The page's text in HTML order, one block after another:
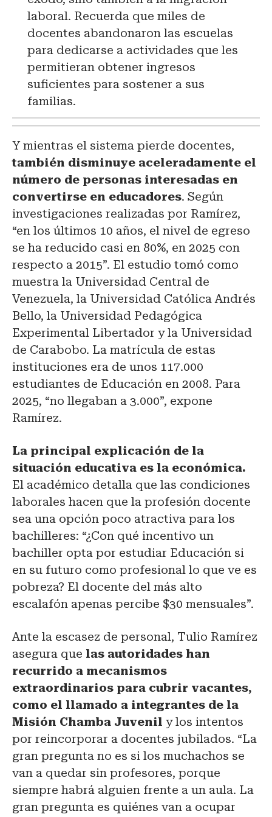
laboral. Recuerda que miles de
docentes abandonaron las escuelas
para dedicarse a actividades que les
permitieran obtener ingresos
suficientes para sostener a sus
familias.
Y mientras el sistema pierde docentes,
también disminuye aceleradamente el
número de personas interesadas en
convertirse en educadores. Según
investigaciones realizadas por Ramírez,
“en los últimos 10 años, el nivel de egreso
se ha reducido casi en 80%, en 2025 con
respecto a 2015”. El estudio tomó como
muestra la Universidad Central de
Venezuela, la Universidad Católica Andrés
Bello, la Universidad Pedagógica
Experimental Libertador y la Universidad
de Carabobo. La matrícula de estas
instituciones era de unos 117.000
estudiantes de Educación en 2008. Para
2025, “no llegaban a 3.000”, expone
Ramírez.
La principal explicación de la
situación educativa es la económica.
El académico detalla que las condiciones
laborales hacen que la profesión docente
sea una opción poco atractiva para los
bachilleres: “¿Con qué incentivo un
bachiller opta por estudiar Educación si
en su futuro como profesional lo que ve es
pobreza? El docente del más alto
escalafón apenas percibe $30 mensuales”.
Ante la escasez de personal, Tulio Ramírez
asegura que las autoridades han
recurrido a mecanismos
extraordinarios para cubrir vacantes,
como el llamado a integrantes de la
Misión Chamba Juvenil y los intentos
por reincorporar a docentes jubilados. “La
gran pregunta no es si los muchachos se
van a quedar sin profesores, porque
siempre habrá alguien frente a un aula. La
gran pregunta es quiénes van a ocupar